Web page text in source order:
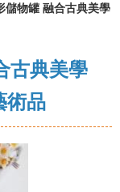
儲物罐 融合古典美學
古典美學
術品